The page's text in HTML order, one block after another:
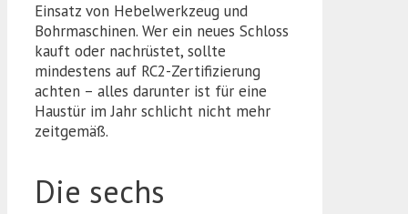
Einsatz von Hebelwerkzeug und
Bohrmaschinen. Wer ein neues Schloss
kauft oder nachrüstet, sollte
mindestens auf RC2-Zertifizierung
achten – alles darunter ist für eine
Haustür im Jahr schlicht nicht mehr
zeitgemäß.
Die sechs